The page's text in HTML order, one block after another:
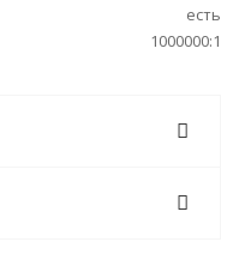
есть
1000000:1